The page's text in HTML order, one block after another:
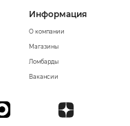
Информация
О компании
Магазины
Ломбарды
Вакансии